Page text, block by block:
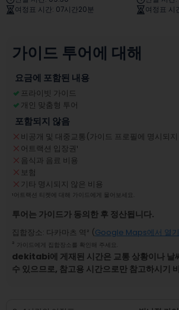
여정표 시간: 07시간20분
여정표 시
가이드 투어에 대해
요금에 포함된 내용
프라이빗 가이드
개인 맞춤형 투어
포함되지 않음
비공개 및 대중교통(가이드 프로필에 명시되
어트랙션 입장권¹
음식과 음료 비용
보험
기타 명시되지 않은 비용
¹어트랙션 티켓에 대해 가이드에게 물어보세요.
투어는 가이드가 동의한 후 정산됩니다.
집합장소: 다카마츠 역² (Google Maps에서 열기
² 가이드에게 집합장소를 확인해 주세요.
dekitabi에 게재된 시간은 교통 상황이나 날
수 있으므로, 참고용 시간으로만 참고하시기